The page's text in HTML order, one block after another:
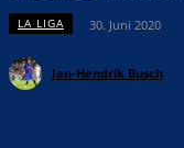
LA LIGA 30. Juni 2020
Jan-Hendrik Busch